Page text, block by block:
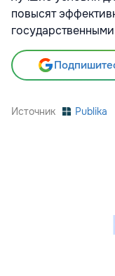
повысят
Источник Publika